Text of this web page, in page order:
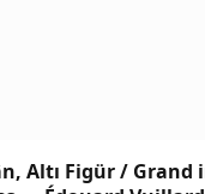
Altı Figür /